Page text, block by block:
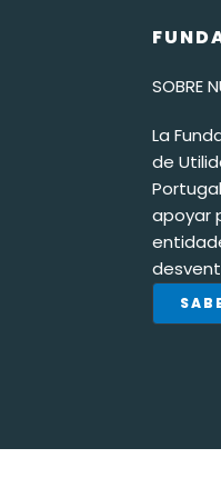
SOBRE
La
de
apoyar